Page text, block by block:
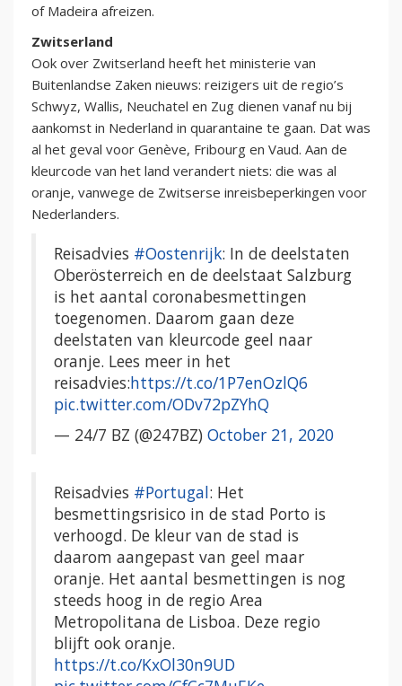
of Madeira afreizen.
Zwitserland
Ook over Zwitserland heeft het ministerie van
Buitenlandse Zaken nieuws: reizigers uit de regio’s
Schwyz, Wallis, Neuchatel en Zug dienen vanaf nu bij
aankomst in Nederland in quarantaine te gaan. Dat was
al het geval voor Genève, Fribourg en Vaud. Aan de
kleurcode van het land verandert niets: die was al
oranje, vanwege de Zwitserse inreisbeperkingen voor
Nederlanders.
Reisadvies #Oostenrijk: In de deelstaten
Oberösterreich en de deelstaat Salzburg
is het aantal coronabesmettingen
toegenomen. Daarom gaan deze
deelstaten van kleurcode geel naar
oranje. Lees meer in het
reisadvies:https://t.co/1P7enOzlQ6
pic.twitter.com/ODv72pZYhQ
— 24/7 BZ (@247BZ) October 21, 2020
Reisadvies #Portugal: Het
besmettingsrisico in de stad Porto is
verhoogd. De kleur van de stad is
daarom aangepast van geel maar
oranje. Het aantal besmettingen is nog
steeds hoog in de regio Area
Metropolitana de Lisboa. Deze regio
blijft ook oranje.
https://t.co/KxOl30n9UD